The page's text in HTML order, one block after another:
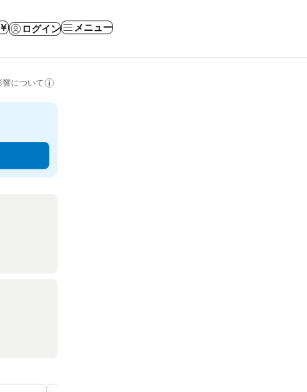
ログイン メニュー
について